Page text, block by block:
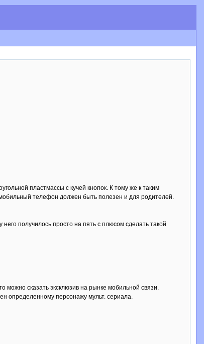
пластмассы с кучей кнопок. К тому же к таким
телефон должен быть полезен и для родителей.
получилось просто на пять с плюсом сделать такой
сказать эксклюзив на рынке мобильной связи.
определенному персонажу мульт. сериала.